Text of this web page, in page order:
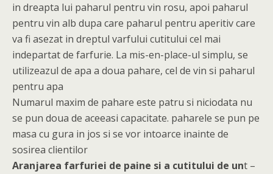
in dreapta lui paharul pentru vin rosu, apoi paharul
pentru vin alb dupa care paharul pentru aperitiv care
va fi asezat in dreptul varfului cutitului cel mai
indepartat de farfurie. La mis-en-place-ul simplu, se
utilizeazul de apa a doua pahare, cel de vin si paharul
pentru apa
Numarul maxim de pahare este patru si niciodata nu
se pun doua de aceeasi capacitate. paharele se pun pe
masa cu gura in jos si se vor intoarce inainte de
sosirea clientilor
Aranjarea farfuriei de paine si a cutitului de unt –